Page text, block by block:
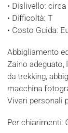
• Dislivello: circa
• Difficoltà: T
• Costo Guida:
Abbigliamento
Zaino
da trekking,
macchina
Viveri personali
Per chiarimenti: